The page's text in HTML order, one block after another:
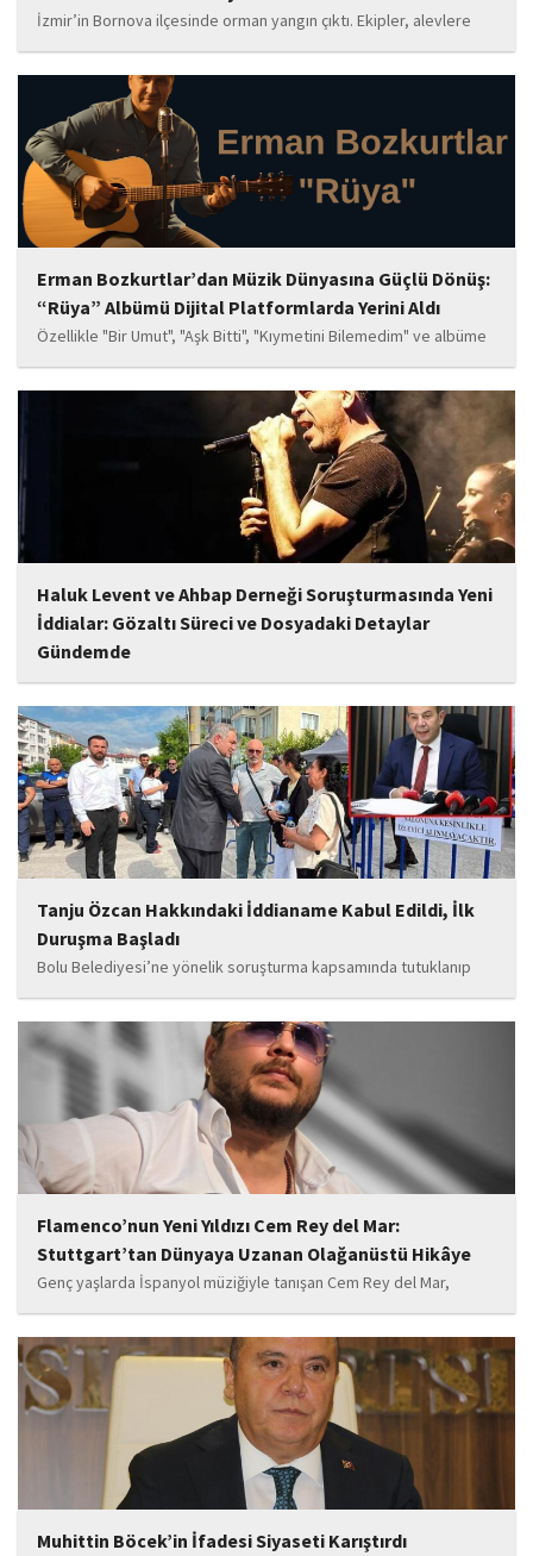
İzmir’in Bornova ilçesinde orman yangın çıktı. Ekipler, alevlere
havadan ve karadan müdahale ediyor.
Erman Bozkurtlar’dan Müzik Dünyasına Güçlü Dönüş:
“Rüya” Albümü Dijital Platformlarda Yerini Aldı
Özellikle "Bir Umut", "Aşk Bitti", "Kıymetini Bilemedim" ve albüme
adını veren "Rüya" parçalarının kısa süre içerisinde öne çıkan
eserler arasında yer alması bekleniyor. Albüm, sanatçının önceki
çalışmalarına göre daha olgun,...
Haluk Levent ve Ahbap Derneği Soruşturmasında Yeni
İddialar: Gözaltı Süreci ve Dosyadaki Detaylar
Gündemde
İstanbul Cumhuriyet Başsavcılığı tarafından yürütülen ve Haluk
Levent ile kurucusu olduğu Ahbap Derneği'ni kapsadığı belirtilen
soruşturmaya ilişkin yeni iddialar gündeme geldi. Edinilen
bilgilere göre, soruşturmanın ani bir operasyonla değil, aylar...
Tanju Özcan Hakkındaki İddianame Kabul Edildi, İlk
Duruşma Başladı
Bolu Belediyesi’ne yönelik soruşturma kapsamında tutuklanıp
belediye başkanlığı görevinden uzaklaştırılan Tanju Özcan’ın da
aralarında bulunduğu 6’sı tutuklu 19 sanığın yargılandığı dava
başladı.
Flamenco’nun Yeni Yıldızı Cem Rey del Mar:
Stuttgart’tan Dünyaya Uzanan Olağanüstü Hikâye
Genç yaşlarda İspanyol müziğiyle tanışan Cem Rey del Mar,
flamenco kültürünün büyüleyici atmosferinden etkilenerek
kendisini bu alana yönlendirdi. Saatler süren disiplinli çalışmalar,
teknik gelişim ve müziğe olan tutkusu, onu kısa...
Muhittin Böcek’in İfadesi Siyaseti Karıştırdı